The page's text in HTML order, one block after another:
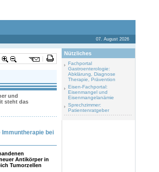
07. August 2026
und
steht das
bei
Antikörper in
Tumorzellen
Nützliches
Fachportal
Gastroenterologie:
Abklärung, Diagnose
Therapie, Prävention
Eisen-Fachportal:
Eisenmangel und
Eisenmangelanämie
Sprechzimmer:
Patientenratgeber